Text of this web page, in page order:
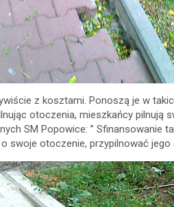
z kosztami. Ponoszą je w
otoczenia, mieszkańcy pilnują
SM Popowice: ” Sfinansowanie
swoje otoczenie, przypilnować jego